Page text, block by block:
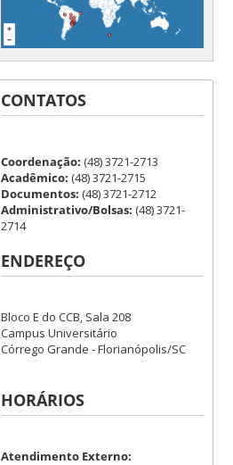
CONTATOS
Coordenação: (48) 3721-2713
Acadêmico: (48) 3721-2715
Documentos: (48) 3721-2712
Administrativo/Bolsas: (48) 3721-
2714
ENDEREÇO
Bloco E do CCB, Sala 208
Campus Universitário
Córrego Grande - Florianópolis/SC
HORÁRIOS
Atendimento Externo: